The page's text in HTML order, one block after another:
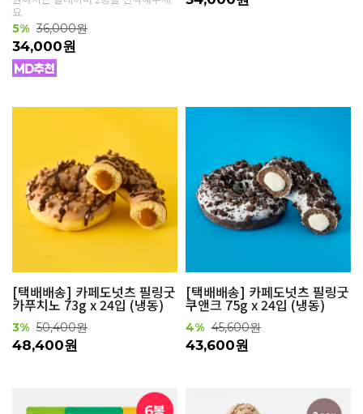
요.
5% 36,000원
34,000원
[택배배송] 카페도넛츠 필링굿
카푸치노 73g x 24입 (냉동)
3% 50,400원
48,400원
[택배배송] 카페도넛츠 필링굿
쿠앤크 75g x 24입 (냉동)
4% 45,600원
43,600원